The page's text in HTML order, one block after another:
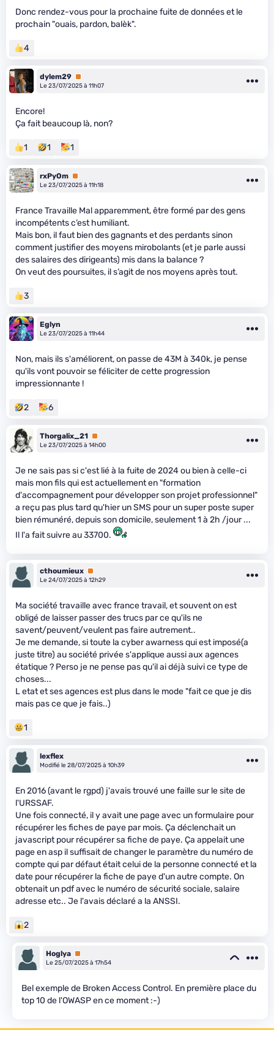
Donc rendez-vous pour la prochaine fuite de données et le
prochain "ouais, pardon, balèk".
4
dylem29 Premium
Le 23/07/2025 à 11h07
Encore!
Ça fait beaucoup là, non?
1 1 1
rxPyOm Premium
Le 23/07/2025 à 11h18
France Travaille Mal apparemment, être formé par des gens
incompétents c’est humiliant.
Mais bon, il faut bien des gagnants et des perdants sinon
comment justifier des moyens mirobolants (et je parle aussi
des salaires des dirigeants) mis dans la balance ?
On veut des poursuites, il s’agit de nos moyens après tout.
3
Eglyn
Le 23/07/2025 à 11h44
Non, mais ils s'améliorent, on passe de 43M à 340k, je pense
qu'ils vont pouvoir se féliciter de cette progression
impressionnante !
2 6
Thorgalix_21 Premium
Le 23/07/2025 à 14h00
Je ne sais pas si c'est lié à la fuite de 2024 ou bien à celle-ci
mais mon fils qui est actuellement en "formation
d'accompagnement pour développer son projet professionnel"
a reçu pas plus tard qu'hier un SMS pour un super poste super
bien rémunéré, depuis son domicile, seulement 1 à 2h /jour ...
Il l'a fait suivre au 33700.
cthoumieux Premium
Le 24/07/2025 à 12h29
Ma société travaille avec france travail, et souvent on est
obligé de laisser passer des trucs par ce qu'ils ne
savent/peuvent/veulent pas faire autrement..
Je me demande, si toute la cyber awarness qui est imposé(a
juste titre) au société privée s'applique aussi aux agences
étatique ? Perso je ne pense pas qu'il ai déjà suivi ce type de
choses...
L etat et ses agences est plus dans le mode "fait ce que je dis
mais pas ce que je fais..)
1
lexflex
Modifié le 28/07/2025 à 10h39
En 2016 (avant le rgpd) j'avais trouvé une faille sur le site de
l'URSSAF.
Une fois connecté, il y avait une page avec un formulaire pour
récupérer les fiches de paye par mois. Ça déclenchait un
javascript pour récupérer sa fiche de paye. Ça appelait une
page en asp il suffisait de changer le paramètre du numéro de
compte qui par défaut était celui de la personne connecté et la
date pour récupérer la fiche de paye d'un autre compte. On
obtenait un pdf avec le numéro de sécurité sociale, salaire
adresse etc.. Je l'avais déclaré a la ANSSI.
2
Hoglya Premium
Le 25/07/2025 à 17h54
Bel exemple de Broken Access Control. En première place du
top 10 de l'OWASP en ce moment :-)